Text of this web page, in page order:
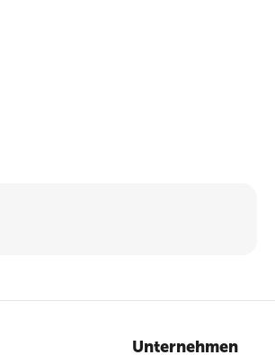
Unternehmen